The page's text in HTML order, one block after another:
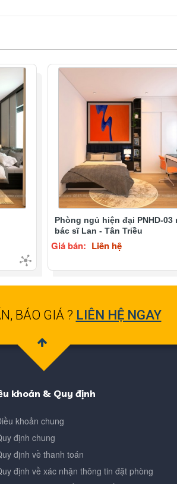
Phòng ngủ hiện đại PNHD-03
bác sĩ Lan - Tân Triều
Giá bán: Liên hệ
BÁO GIÁ ? LIÊN HỆ NGAY
khoản & Quy định
khoản chung
định chung
định về thanh toán
định về xác nhận thông tin đặt phòng